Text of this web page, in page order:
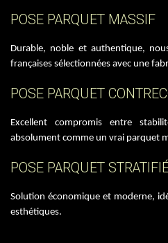
POSE PARQUET MASSIF
Durable, noble et authentique,
françaises sélectionnées avec une
POSE PARQUET
Excellent compromis entre
absolument comme un vrai parquet
POSE PARQUET
Solution économique et moderne,
esthétiques.